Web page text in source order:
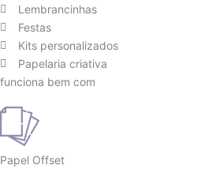
Lembrancinhas
Festas
Kits personalizados
Papelaria criativa
funciona bem com
Papel Offset